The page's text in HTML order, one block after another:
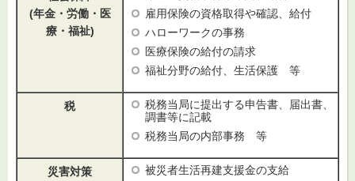
(年金・労働・医
療・福祉)
雇用保険の資格取得や確認、給付
ハローワークの事務
医療保険の給付の請求
福祉分野の給付、生活保護 等
税
税務当局に提出する申告書、届出書、
調書等に記載
税務当局の内部事務 等
災害対策
被災者生活再建支援金の支給